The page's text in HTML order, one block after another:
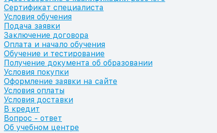
Сертификат специалиста
Условия обучения
Подача заявки
Заключение договора
Оплата и начало обучения
Обучение и тестирование
Получение документа об образовании
Условия покупки
Оформление заявки на сайте
Условия оплаты
Условия доставки
В кредит
Вопрос - ответ
Об учебном центре